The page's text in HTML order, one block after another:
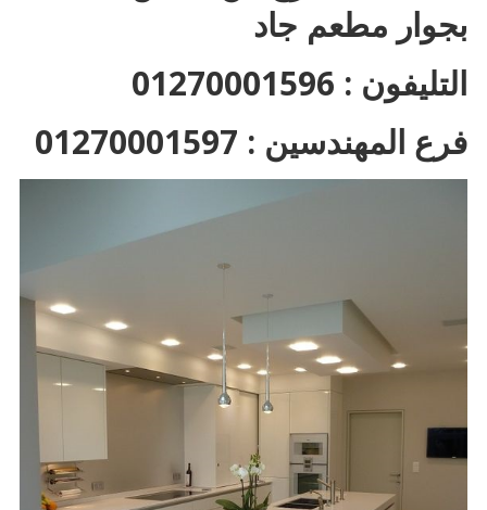
بجوار مطعم جاد
التليفون : 01270001596
فرع المهندسين : 01270001597